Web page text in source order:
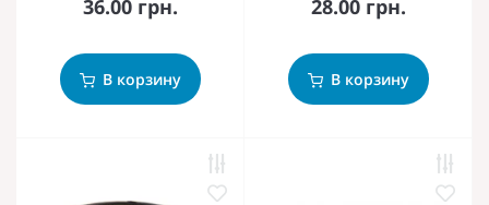
36.00 грн.
В корзину
28.00 грн.
В корзину